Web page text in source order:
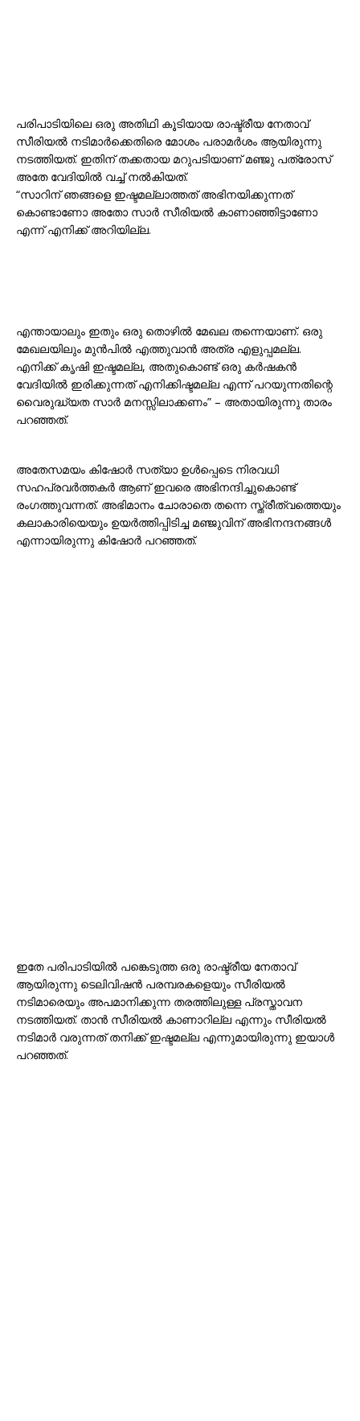
പരിപാടിയിലെ ഒരു അതിഥി കൂടിയായ രാഷ്ട്രീയ നേതാവ്
സീരിയൽ നടിമാർക്കെതിരെ മോശം പരാമർശം ആയിരുന്നു
നടത്തിയത്. ഇതിന് തക്കതായ മറുപടിയാണ് മഞ്ജു പത്രോസ്
അതേ വേദിയിൽ വച്ച് നൽകിയത്.
“സാറിന് ഞങ്ങളെ ഇഷ്ടമല്ലാത്തത് അഭിനയിക്കുന്നത്
കൊണ്ടാണോ അതോ സാർ സീരിയൽ കാണാഞ്ഞിട്ടാണോ
എന്ന് എനിക്ക് അറിയില്ല.
എന്തായാലും ഇതും ഒരു തൊഴിൽ മേഖല തന്നെയാണ്. ഒരു
മേഖലയിലും മുൻപിൽ എത്തുവാൻ അത്ര എളുപ്പമല്ല.
എനിക്ക് കൃഷി ഇഷ്ടമല്ല, അതുകൊണ്ട് ഒരു കർഷകൻ
വേദിയിൽ ഇരിക്കുന്നത് എനിക്കിഷ്ടമല്ല എന്ന് പറയുന്നതിന്റെ
വൈരുദ്ധ്യത സാർ മനസ്സിലാക്കണം” – അതായിരുന്നു താരം
പറഞ്ഞത്.
അതേസമയം കിഷോർ സത്യാ ഉൾപ്പെടെ നിരവധി
സഹപ്രവർത്തകർ ആണ് ഇവരെ അഭിനന്ദിച്ചുകൊണ്ട്
രംഗത്തുവന്നത്. അഭിമാനം ചോരാതെ തന്നെ സ്ത്രീത്വത്തെയും
കലാകാരിയെയും ഉയർത്തിപ്പിടിച്ച മഞ്ജുവിന് അഭിനന്ദനങ്ങൾ
എന്നായിരുന്നു കിഷോർ പറഞ്ഞത്.
ഇതേ പരിപാടിയിൽ പങ്കെടുത്ത ഒരു രാഷ്ട്രീയ നേതാവ്
ആയിരുന്നു ടെലിവിഷൻ പരമ്പരകളെയും സീരിയൽ
നടിമാരെയും അപമാനിക്കുന്ന തരത്തിലുള്ള പ്രസ്താവന
നടത്തിയത്. താൻ സീരിയൽ കാണാറില്ല എന്നും സീരിയൽ
നടിമാർ വരുന്നത് തനിക്ക് ഇഷ്ടമല്ല എന്നുമായിരുന്നു ഇയാൾ
പറഞ്ഞത്.